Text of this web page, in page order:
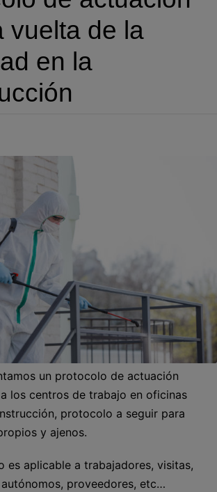
Entrar
Hablemos
vuelta de la
en la
un protocolo de actuación
los centros de trabajo en oficinas
protocolo a seguir para
y ajenos.
es aplicable a trabajadores, visitas,
proveedores, etc…